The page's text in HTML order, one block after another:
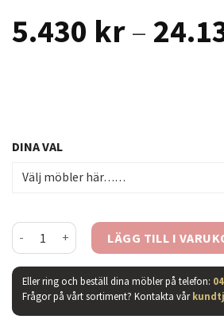
5.430 kr –
DINA VAL
Clement fåtölj & pall - läder savoy
LÄGG TILL I
Eller ring och beställ dina möbler på telefon:
Frågor på vårt sortiment? Kontakta vår